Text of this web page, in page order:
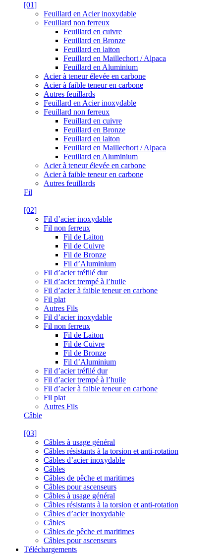
[01]
Feuillard en Acier inoxydable
Feuillard non ferreux
Feuillard en cuivre
Feuillard en Bronze
Feuillard en laiton
Feuillard en Maillechort / Alpaca
Feuillard en Aluminium
Acier à teneur élevée en carbone
Acier à faible teneur en carbone
Autres feuillards
Feuillard en Acier inoxydable
Feuillard non ferreux
Feuillard en cuivre
Feuillard en Bronze
Feuillard en laiton
Feuillard en Maillechort / Alpaca
Feuillard en Aluminium
Acier à teneur élevée en carbone
Acier à faible teneur en carbone
Autres feuillards
Fil
[02]
Fil d’acier inoxydable
Fil non ferreux
Fil de Laiton
Fil de Cuivre
Fil de Bronze
Fil d’Aluminium
Fil d’acier tréfilé dur
Fil d’acier trempé à l’huile
Fil d’acier à faible teneur en carbone
Fil plat
Autres Fils
Fil d’acier inoxydable
Fil non ferreux
Fil de Laiton
Fil de Cuivre
Fil de Bronze
Fil d’Aluminium
Fil d’acier tréfilé dur
Fil d’acier trempé à l’huile
Fil d’acier à faible teneur en carbone
Fil plat
Autres Fils
Câble
[03]
Câbles à usage général
Câbles résistants à la torsion et anti-rotation
Câbles d’acier inoxydable
Câbles
Câbles de pêche et maritimes
Câbles pour ascenseurs
Câbles à usage général
Câbles résistants à la torsion et anti-rotation
Câbles d’acier inoxydable
Câbles
Câbles de pêche et maritimes
Câbles pour ascenseurs
Téléchargements